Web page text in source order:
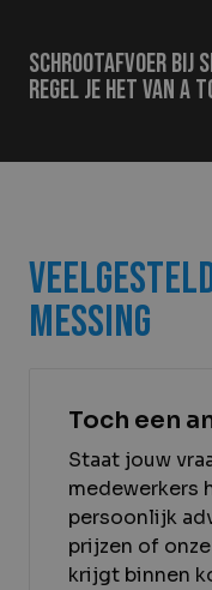
Schrootafvoer bij
regel je het van A
messing
Toch een
Staat jouw
medewerkers
persoonlijk
prijzen of
krijgt binnen